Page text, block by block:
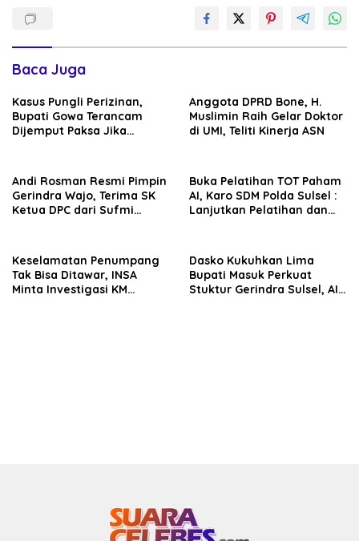
Baca Juga
Kasus Pungli Perizinan,
Bupati Gowa Terancam
Dijemput Paksa Jika
Anggota DPRD Bone, H.
Muslimin Raih Gelar Doktor
di UMI, Teliti Kinerja ASN
Andi Rosman Resmi Pimpin
Gerindra Wajo, Terima SK
Ketua DPC dari Sufmi
Buka Pelatihan TOT Paham
AI, Karo SDM Polda Sulsel :
Lanjutkan Pelatihan dan
Keselamatan Penumpang
Tak Bisa Ditawar, INSA
Minta Investigasi KM
Dasko Kukuhkan Lima
Bupati Masuk Perkuat
Stuktur Gerindra Sulsel, AIA